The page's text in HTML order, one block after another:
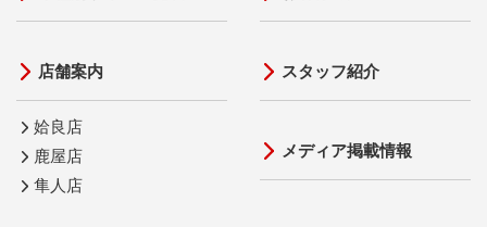
店舗案内
姶良店
鹿屋店
隼人店
スタッフ紹介
メディア掲載情報